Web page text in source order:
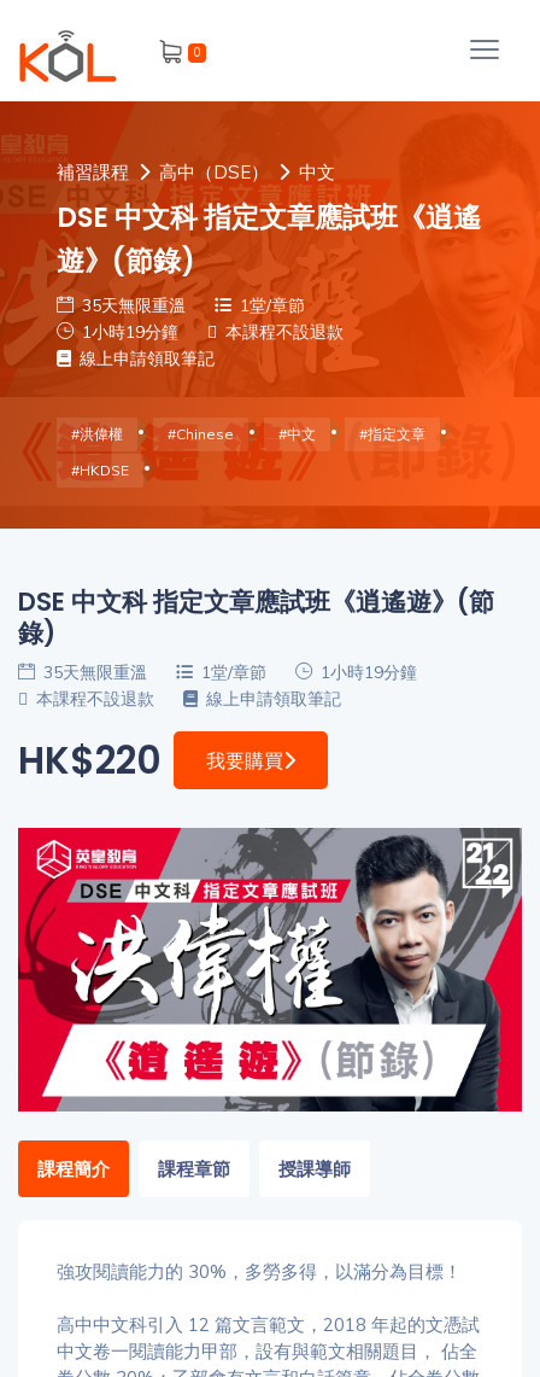
0
進
階
搜
尋
題
補
課
備
考
導
師
價
格
免費
(19)
收費
(81)
選
「同
合所
搜尋
篩選結果
會
我
的
程
課
我
的
惠
設
密
碼
登出
補習課程 高中（DSE） 中文
DSE 中文科 指定文章應試班《逍遙
遊》(節錄)
35天無限重溫
1堂/章節
1小時19分鐘
本課程不設退款
線上申請領取筆記
#洪偉權 #Chinese #中文
#指定文章
#HKDSE
DSE 中文科 指定文章應試班《逍遙遊》(節
錄)
35天無限重溫 1堂/章節
1小時19分鐘
本課程不設退款
線上申請領取筆記
HK$220 我要購買
課程簡介 課程章節 授課導師
強攻閱讀能力的 30%，多勞多得，以滿分為目標！
高中中文科引入 12 篇文言範文，2018 年起的文憑試
中文卷一閱讀能力甲部，設有與範文相關題目， 佔全